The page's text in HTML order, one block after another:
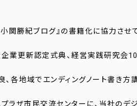
小関勝紀ブログ』の書籍化に協力させ
業更新認定式典、経営実践研究会
、各地域でエンディングノート書き方
ラザ市民交流センターに、当社のデ